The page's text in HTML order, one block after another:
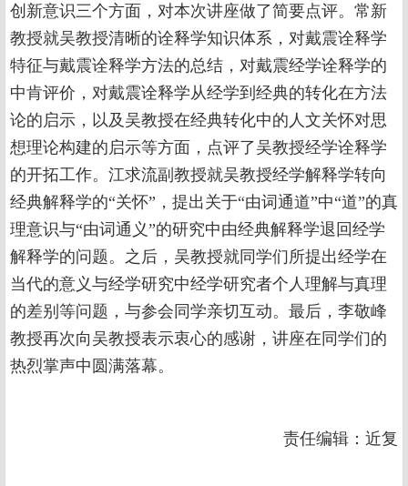
创新意识三个方面，对本次讲座做了简要点评。常新
教授就吴教授清晰的诠释学知识体系，对戴震诠释学
特征与戴震诠释学方法的总结，对戴震经学诠释学的
中肯评价，对戴震诠释学从经学到经典的转化在方法
论的启示，以及吴教授在经典转化中的人文关怀对思
想理论构建的启示等方面，点评了吴教授经学诠释学
的开拓工作。江求流副教授就吴教授经学解释学转向
经典解释学的“关怀”，提出关于“由词通道”中“道”的真
理意识与“由词通义”的研究中由经典解释学退回经学
解释学的问题。之后，吴教授就同学们所提出经学在
当代的意义与经学研究中经学研究者个人理解与真理
的差别等问题，与参会同学亲切互动。最后，李敬峰
教授再次向吴教授表示衷心的感谢，讲座在同学们的
热烈掌声中圆满落幕。
责任编辑：近复